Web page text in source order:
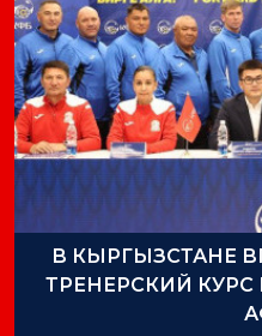
В КЫРГЫЗСТАНЕ
ТРЕНЕРСКИЙ КУРС